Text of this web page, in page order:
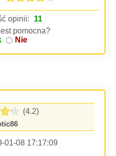
opinii:
11
pomocna?
Nie
(4.2)
01-08 17:17:09